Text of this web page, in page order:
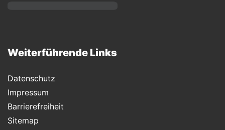
Weiterführende Links
Datenschutz
Impressum
Barrierefreiheit
Sitemap